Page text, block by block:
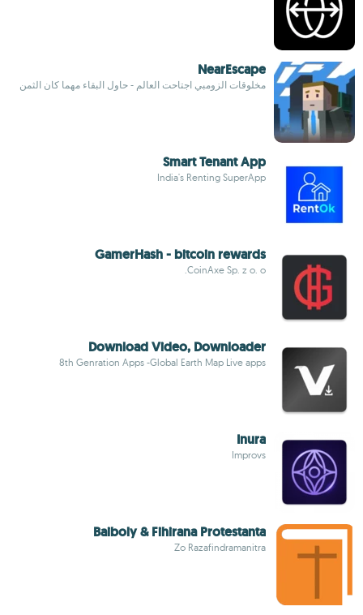
NearEscape
مخلوقات الزومبي اجتاحت العالم - حاول البقاء مهما كان الثمن
Smart Tenant App
India's Renting SuperApp
GamerHash - bitcoin rewards
CoinAxe Sp. z o. o.
Download Video, Downloader
8th Genration Apps -Global Earth Map Live apps
Inura
Improvs
Baiboly & Fihirana Protestanta
Zo Razafindramanitra